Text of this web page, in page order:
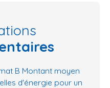
B Montant moyen
d'énergie pour un